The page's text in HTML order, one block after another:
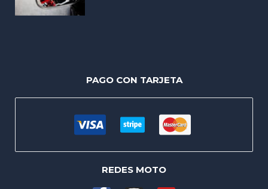
PAGO CON TARJETA
REDES MOTO